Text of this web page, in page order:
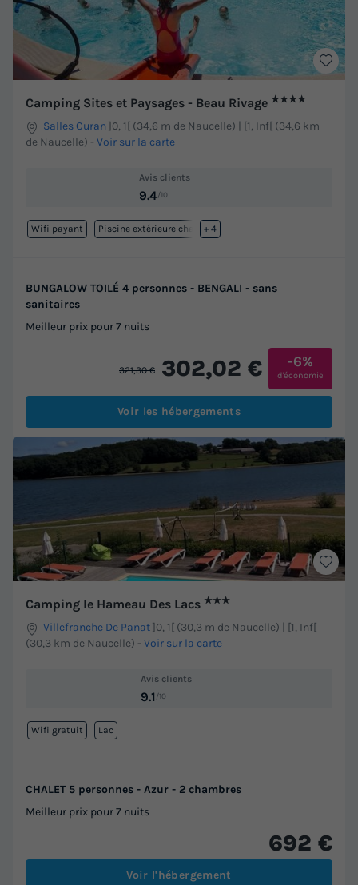
Camping Sites et Paysages - Beau Rivage ★★★★
Salles Curan ]0, 1[ (34,6 m de Naucelle) | [1, Inf[ (34,6 km
de Naucelle) - Voir sur la carte
Avis clients
9.4/10
Wifi payant Piscine extérieure chauffée
+ 4
BUNGALOW TOILÉ 4 personnes - BENGALI - sans
sanitaires
Meilleur prix pour 7 nuits
321,30 € 302,02 € -6%
d'économie
Voir les hébergements
Camping le Hameau Des Lacs ★★★
Villefranche De Panat]0, 1[ (30,3 m de Naucelle) | [1, Inf[
(30,3 km de Naucelle) - Voir sur la carte
Avis clients
9.1 /10
Wifi gratuit Lac
CHALET 5 personnes - Azur - 2 chambres
Meilleur prix pour 7 nuits
692 €
Voir l'hébergement